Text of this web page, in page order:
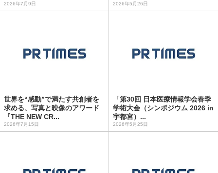
2026年7月9日 2026年5月26日
世界を“感動”で満たす共創者を
求める、写真と映像のアワード
『THE NEW CR...
2026年7月15日
「第30回 日本医療情報学会春季
学術大会（シンポジウム 2026 in
宇都宮）...
2026年5月25日